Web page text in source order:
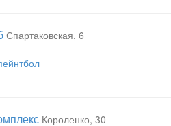
Спартаковская, 6
Короленко, 30